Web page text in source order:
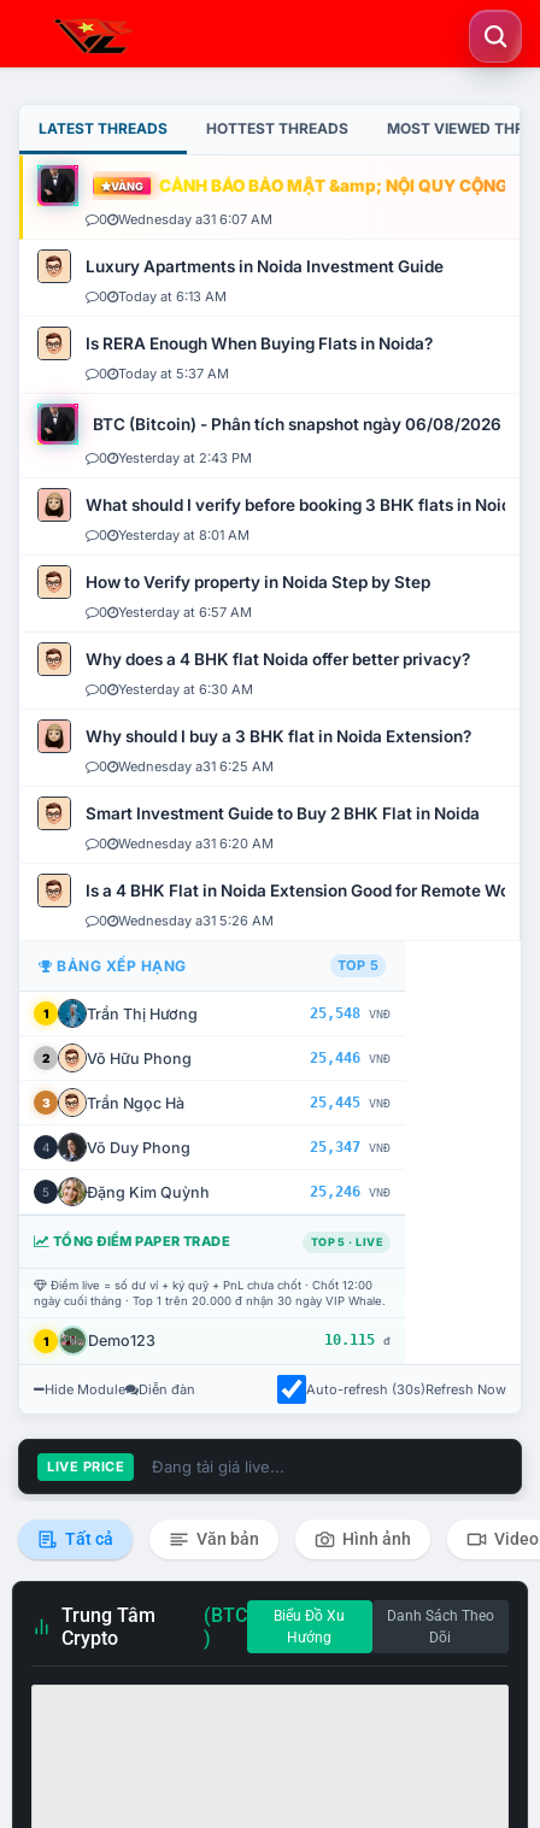
LATEST THREADS HOTTEST THREADS MOST VIEWED
VÀNG CẢNH BÁO BẢO MẬT &amp; NỘI QUY CỘNG
0 Wednesday a31 6:07 AM
Luxury Apartments in Noida Investment Guide
0 Today at 6:13 AM
Is RERA Enough When Buying Flats in Noida?
0 Today at 5:37 AM
BTC (Bitcoin) - Phân tích snapshot ngày 06/08/2026
0 Yesterday at 2:43 PM
What should I verify before booking 3 BHK flats in Noida?
0 Yesterday at 8:01 AM
How to Verify property in Noida Step by Step
0 Yesterday at 6:57 AM
Why does a 4 BHK flat Noida offer better privacy?
0 Yesterday at 6:30 AM
Why should I buy a 3 BHK flat in Noida Extension?
0 Wednesday a31 6:25 AM
Smart Investment Guide to Buy 2 BHK Flat in Noida
0 Wednesday a31 6:20 AM
Is a 4 BHK Flat in Noida Extension Good for Remote Work?
0 Wednesday a31 5:26 AM
BẢNG XẾP HẠNG TOP 5
1 Trần Thị Hương 25,548 VNĐ
2 Võ Hữu Phong 25,446 VNĐ
3 Trần Ngọc Hà 25,445 VNĐ
4 Võ Duy Phong 25,347 VNĐ
5 Đặng Kim Quỳnh 25,246 VNĐ
TỔNG ĐIỂM PAPER TRADE TOP 5 · LIVE
Điểm live = số dư ví + ký quỹ + PnL chưa chốt · Chốt 12:00
ngày cuối tháng · Top 1 trên 20.000 đ nhận 30 ngày VIP Whale.
1 Demo123 10.115 đ
Hide Module Diễn đàn Auto-refresh (30s)Refresh Now
LIVE PRICE Đang tải giá live...
Tất cả Văn bản Hình ảnh Video
Trung Tâm
Crypto
(BTC
)
Biểu Đồ Xu
Hướng
Danh Sách Theo
Dõi